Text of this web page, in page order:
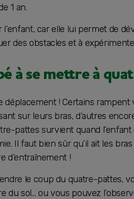
1 an.
car elle lui permet de
des obstacles et à
à se mettre à
! Certains rampent
sur leurs bras, d’autres
pattes survient quand
Il faut bien sûr qu’il ait les
d’entraînement !
le coup du quatre-pattes,
du sol… ou vous pouvez